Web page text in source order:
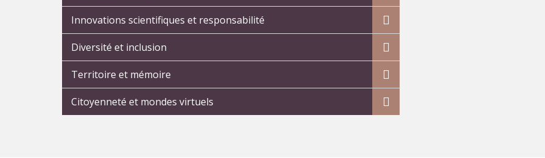
Innovations scientifiques et responsabilité
Diversité et inclusion
Territoire et mémoire
Citoyenneté et mondes virtuels